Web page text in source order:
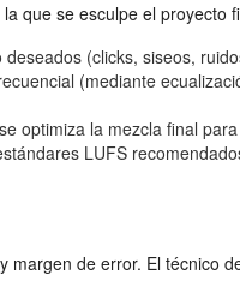
que se esculpe el proyecto
(clicks, siseos,
(mediante
optimiza la mezcla final
LUFS
de error. El técnico